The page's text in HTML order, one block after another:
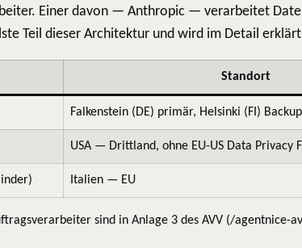
Einer davon — Anthropic — verarbeitet
Teil dieser Architektur und wird im Detail
Standort
Falkenstein (DE) primär, Helsinki (FI)
USA — Drittland, ohne EU-US Data Privacy
Italien — EU
sind in Anlage 3 des AVV (/agentnice-